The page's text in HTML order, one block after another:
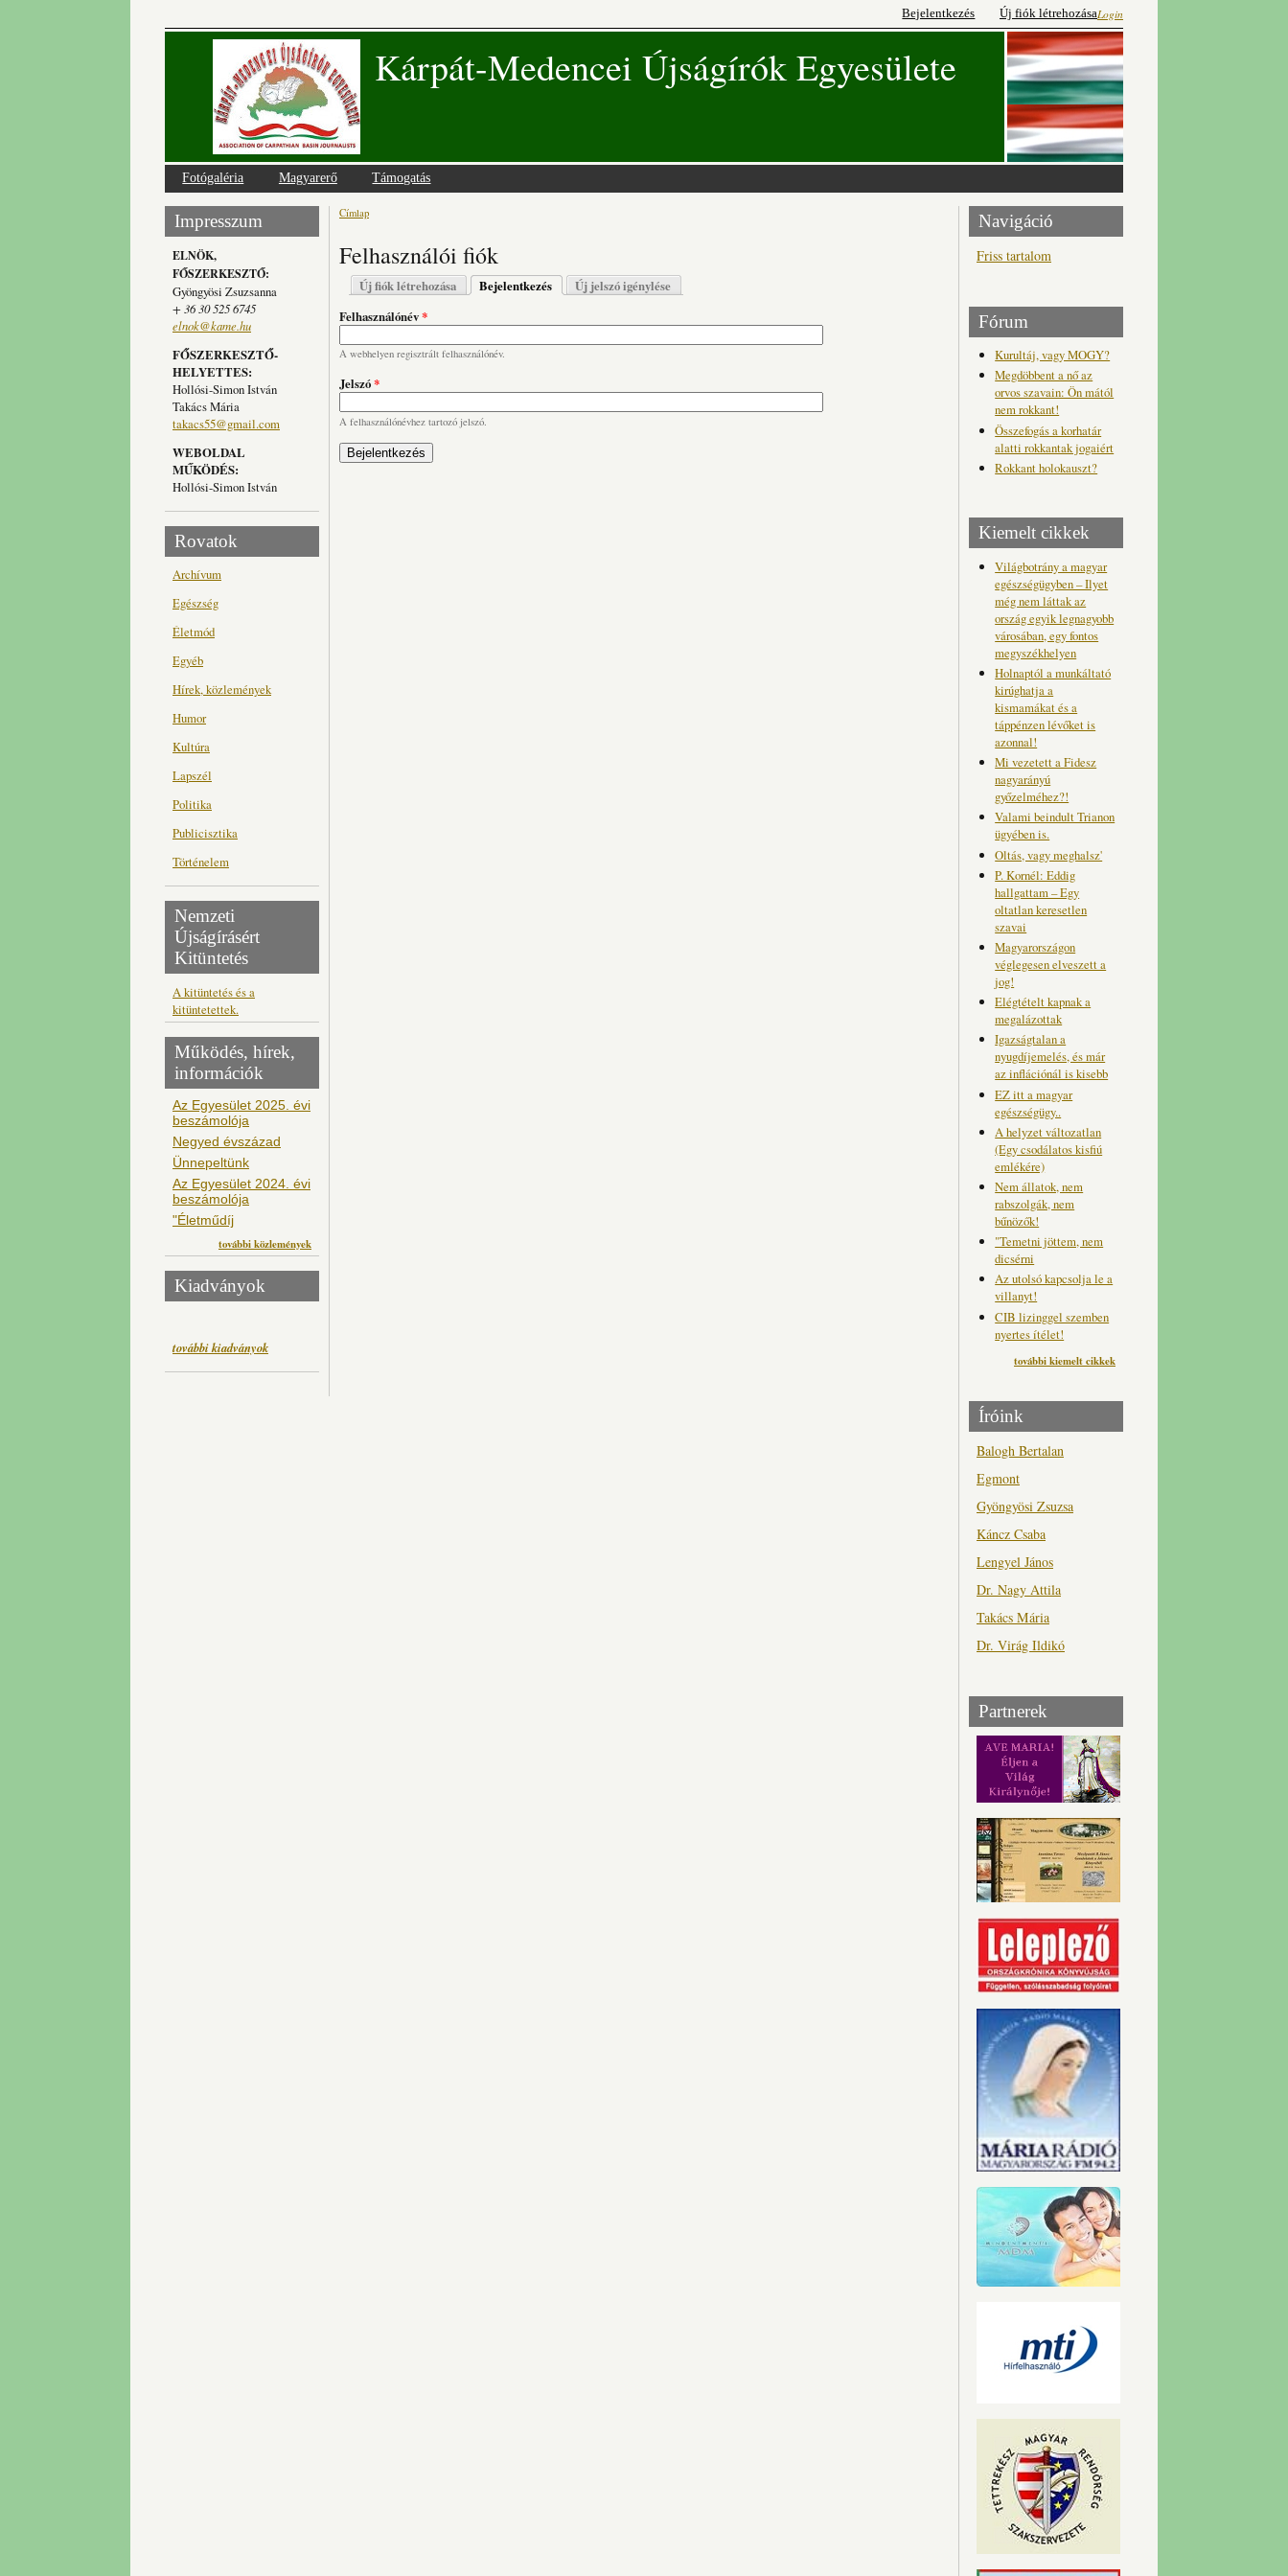
Login
Bejelentkezés Új fiók létrehozása
Kárpát-Medencei Újságírók Egyesülete
Fotógaléria Magyarerő Támogatás
Impresszum
ELNÖK,
FŐSZERKESZTŐ:
Gyöngyösi Zsuzsanna
+ 36 30 525 6745
elnok@kame.hu
FŐSZERKESZTŐ-
HELYETTES:
Hollósi-Simon István
Takács Mária
takacs55@gmail.com
WEBOLDAL
MŰKÖDÉS:
Hollósi-Simon István
Rovatok
Archívum
Egészség
Életmód
Egyéb
Hírek, közlemények
Humor
Kultúra
Lapszél
Politika
Publicisztika
Történelem
Nemzeti
Újságírásért
Kitüntetés
A kitüntetés és a
kitüntetettek.
Működés, hírek,
információk
Az Egyesület 2025. évi
beszámolója
Negyed évszázad
Ünnepeltünk
Az Egyesület 2024. évi
beszámolója
"Életműdíj
további közlemények
Kiadványok
további kiadványok
Jelenlegi hely
Címlap
Felhasználói fiók
Elsődleges fülek
Új fiók létrehozása Bejelentkezés (aktív fül)
Új jelszó igénylése
Felhasználónév*
A webhelyen regisztrált felhasználónév.
Jelszó*
A felhasználónévhez tartozó jelszó.
Navigáció
Friss tartalom
Fórum
Kurultáj, vagy MOGY?
Megdöbbent a nő az
orvos szavain: Ön mától
nem rokkant!
Összefogás a korhatár
alatti rokkantak jogaiért
Rokkant holokauszt?
Kiemelt cikkek
Világbotrány a magyar
egészségügyben – Ilyet
még nem láttak az
ország egyik legnagyobb
városában, egy fontos
megyszékhelyen
Holnaptól a munkáltató
kirúghatja a
kismamákat és a
táppénzen lévőket is
azonnal!
Mi vezetett a Fidesz
nagyarányú
győzelméhez?!
Valami beindult Trianon
ügyében is.
Oltás, vagy meghalsz'
P. Kornél: Eddig
hallgattam – Egy
oltatlan keresetlen
szavai
Magyarországon
véglegesen elveszett a
jog!
Elégtételt kapnak a
megalázottak
Igazságtalan a
nyugdíjemelés, és már
az inflációnál is kisebb
EZ itt a magyar
egészségügy..
A helyzet változatlan
(Egy csodálatos kisfiú
emlékére)
Nem állatok, nem
rabszolgák, nem
bűnözők!
"Temetni jöttem, nem
dicsérni
Az utolsó kapcsolja le a
villanyt!
CIB lizinggel szemben
nyertes ítélet!
további kiemelt cikkek
Íróink
Balogh Bertalan
Egmont
Gyöngyösi Zsuzsa
Káncz Csaba
Lengyel János
Dr. Nagy Attila
Takács Mária
Dr. Virág Ildikó
Partnerek